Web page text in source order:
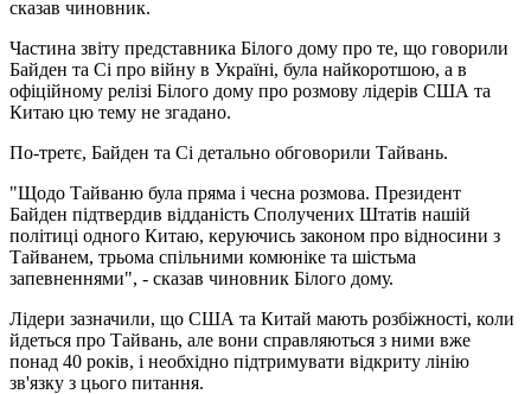
сказав чиновник.
Частина звіту представника Білого дому про те, що говорили
Байден та Сі про війну в Україні, була найкоротшою, а в
офіційному релізі Білого дому про розмову лідерів США та
Китаю цю тему не згадано.
По-третє, Байден та Сі детально обговорили Тайвань.
"Щодо Тайваню була пряма і чесна розмова. Президент
Байден підтвердив відданість Сполучених Штатів нашій
політиці одного Китаю, керуючись законом про відносини з
Тайванем, трьома спільними комюніке та шістьма
запевненнями", - сказав чиновник Білого дому.
Лідери зазначили, що США та Китай мають розбіжності, коли
йдеться про Тайвань, але вони справляються з ними вже
понад 40 років, і необхідно підтримувати відкриту лінію
зв'язку з цього питання.